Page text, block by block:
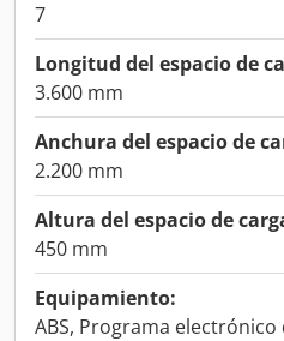
7
Longitud del espacio de
3.600 mm
Anchura del espacio de
2.200 mm
Altura del espacio de
450 mm
Equipamiento:
ABS, Programa electrónico